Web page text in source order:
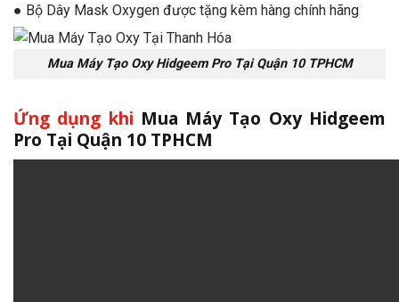
● Bộ Dây Mask Oxygen được tặng kèm hàng chính hãng
Mua Máy Tạo Oxy Hidgeem Pro Tại Quận 10 TPHCM
Ứng dụng khi Mua Máy Tạo Oxy Hidgeem
Pro Tại Quận 10 TPHCM